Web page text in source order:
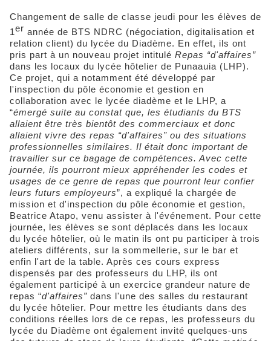
Changement de salle de classe jeudi pour les élèves de
1er année de BTS NDRC (négociation, digitalisation et
relation client) du lycée du Diadème. En effet, ils ont
pris part à un nouveau projet intitulé Repas “d'affaires”
dans les locaux du lycée hôtelier de Punaauia (LHP).
Ce projet, qui a notamment été développé par
l'inspection du pôle économie et gestion en
collaboration avec le lycée diadème et le LHP, a
“émergé suite au constat que, les étudiants du BTS
allaient être très bientôt des commerciaux et donc
allaient vivre des repas “d'affaires” ou des situations
professionnelles similaires. Il était donc important de
travailler sur ce bagage de compétences. Avec cette
journée, ils pourront mieux appréhender les codes et
usages de ce genre de repas que pourront leur confier
leurs futurs employeurs”, a expliqué la chargée de
mission et d'inspection du pôle économie et gestion,
Beatrice Atapo, venu assister à l'événement. Pour cette
journée, les élèves se sont déplacés dans les locaux
du lycée hôtelier, où le matin ils ont pu participer à trois
ateliers différents, sur la sommellerie, sur le bar et
enfin l'art de la table. Après ces cours express
dispensés par des professeurs du LHP, ils ont
également participé à un exercice grandeur nature de
repas “d'affaires” dans l'une des salles du restaurant
du lycée hôtelier. Pour mettre les étudiants dans des
conditions réelles lors de ce repas, les professeurs du
lycée du Diadème ont également invité quelques-uns